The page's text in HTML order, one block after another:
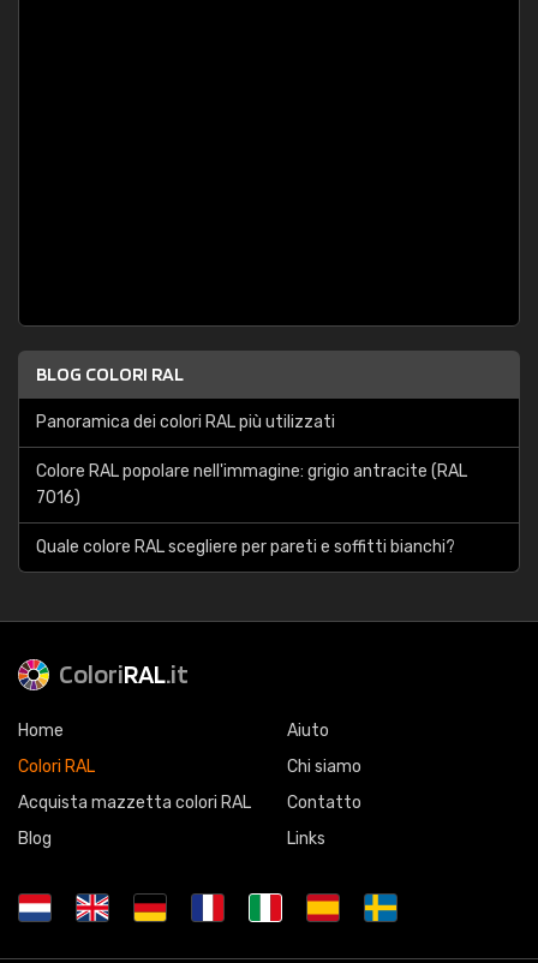
BLOG COLORI RAL
Panoramica dei colori RAL più utilizzati
Colore RAL popolare nell'immagine: grigio antracite (RAL
7016)
Quale colore RAL scegliere per pareti e soffitti bianchi?
ColoriRAL.it
Home
Colori RAL
Acquista mazzetta colori RAL
Blog
Aiuto
Chi siamo
Contatto
Links